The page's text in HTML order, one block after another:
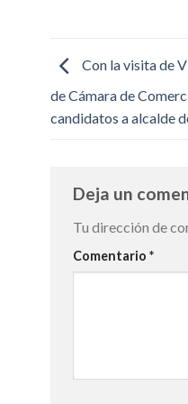
Con la visita de
de Cámara de
candidatos a alcalde
Deja un
Tu dirección de
Comentario *